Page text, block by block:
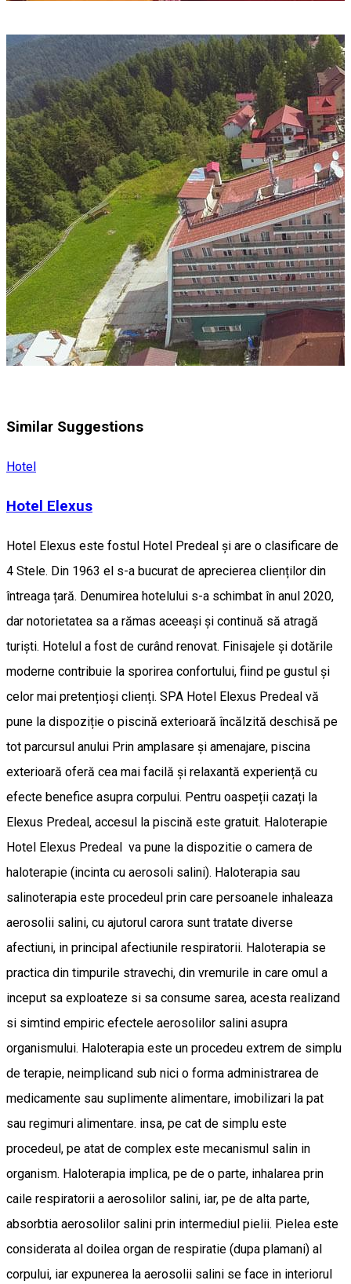
Similar Suggestions
Hotel
Hotel Elexus
Hotel Elexus este fostul Hotel Predeal și are o clasificare de
4 Stele. Din 1963 el s-a bucurat de aprecierea clienților din
întreaga țară. Denumirea hotelului s-a schimbat în anul 2020,
dar notorietatea sa a rămas aceeași și continuă să atragă
turiști. Hotelul a fost de curând renovat. Finisajele și dotările
moderne contribuie la sporirea confortului, fiind pe gustul și
celor mai pretențioși clienți. SPA Hotel Elexus Predeal vă
pune la dispoziție o piscină exterioară încălzită deschisă pe
tot parcursul anului Prin amplasare și amenajare, piscina
exterioară oferă cea mai facilă și relaxantă experiență cu
efecte benefice asupra corpului. Pentru oaspeții cazați la
Elexus Predeal, accesul la piscină este gratuit. Haloterapie
Hotel Elexus Predeal va pune la dispozitie o camera de
haloterapie (incinta cu aerosoli salini). Haloterapia sau
salinoterapia este procedeul prin care persoanele inhaleaza
aerosolii salini, cu ajutorul carora sunt tratate diverse
afectiuni, in principal afectiunile respiratorii. Haloterapia se
practica din timpurile stravechi, din vremurile in care omul a
inceput sa exploateze si sa consume sarea, acesta realizand
si simtind empiric efectele aerosolilor salini asupra
organismului. Haloterapia este un procedeu extrem de simplu
de terapie, neimplicand sub nici o forma administrarea de
medicamente sau suplimente alimentare, imobilizari la pat
sau regimuri alimentare. insa, pe cat de simplu este
procedeul, pe atat de complex este mecanismul salin in
organism. Haloterapia implica, pe de o parte, inhalarea prin
caile respiratorii a aerosolilor salini, iar, pe de alta parte,
absorbtia aerosolilor salini prin intermediul pielii. Pielea este
considerata al doilea organ de respiratie (dupa plamani) al
corpului, iar expunerea la aerosolii salini se face in interiorul